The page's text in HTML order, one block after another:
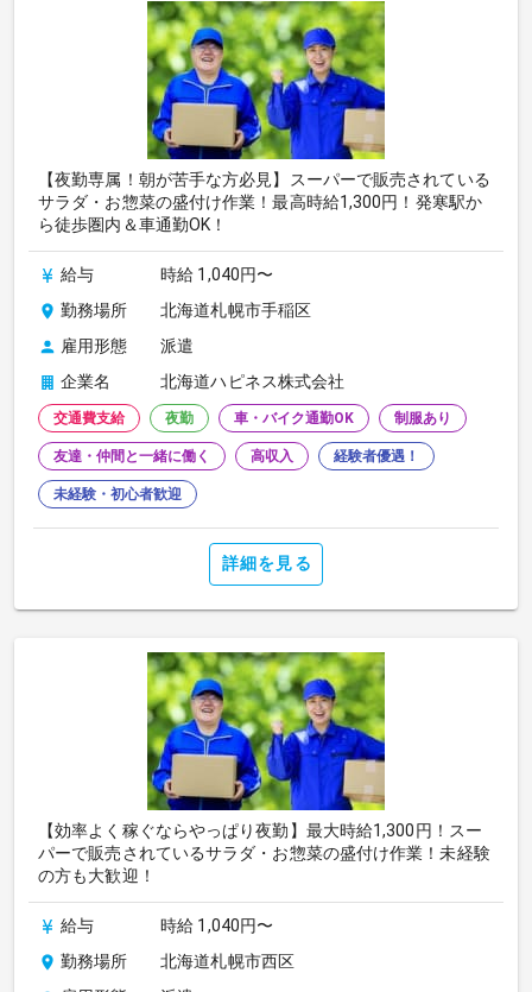
【夜勤専属！朝が苦手な方必見】スーパーで販売されている
サラダ・お惣菜の盛付け作業！最高時給1,300円！発寒駅か
ら徒歩圏内＆車通勤OK！
給与
時給 1,040円〜
勤務場所
北海道札幌市手稲区
雇用形態
派遣
企業名
北海道ハピネス株式会社
交通費支給 夜勤 車・バイク通勤OK 制服あり
友達・仲間と一緒に働く 高収入 経験者優遇！
未経験・初心者歓迎
詳細を見る
【効率よく稼ぐならやっぱり夜勤】最大時給1,300円！スー
パーで販売されているサラダ・お惣菜の盛付け作業！未経験
の方も大歓迎！
給与
時給 1,040円〜
勤務場所
北海道札幌市西区